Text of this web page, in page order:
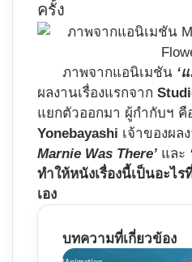
ครั้ง
ภาพจากแอนิเมชัน ‘
ผลงานเรื่องแรกจาก
แยกตัวออกมา ผู้กำกับฯ​ คื
Yonebayashi เจ้าของผล
Marnie Was There’ และ
ทำให้หนังเรื่องนี้เป็นอะไ
เอง
บทความที่เกี่ยวข้อง